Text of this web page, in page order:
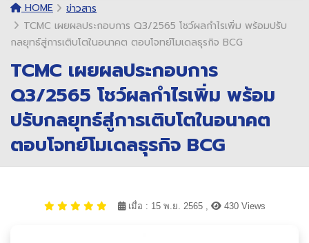
HOME
ข่าวสาร
TCMC เผยผลประกอบการ Q3/2565 โชว์ผลกำไรเพิ่ม พร้อมปรับ
กลยุทธ์สู่การเติบโตในอนาคต ตอบโจทย์โมเดลธุรกิจ BCG
TCMC เผยผลประกอบการ
Q3/2565 โชว์ผลกำไรเพิ่ม พร้อม
ปรับกลยุทธ์สู่การเติบโตในอนาคต
ตอบโจทย์โมเดลธุรกิจ BCG
เมื่อ : 15 พ.ย. 2565 , 430 Views